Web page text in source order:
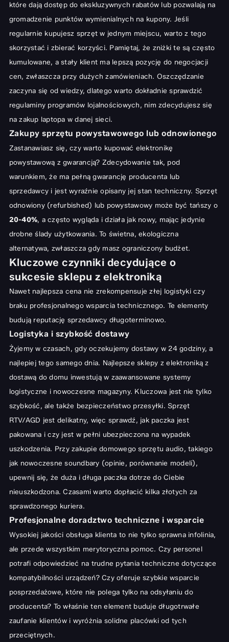
które dają dostęp do ekskluzywnych rabatów lub pozwalają na
gromadzenie punktów wymienialnych na kupony. Jeśli
regularnie kupujesz sprzęt w jednym miejscu, warto z tego
skorzystać i zbierać korzyści. Pamiętaj, że zniżki te są często
kumulowane, a stały klient ma lepszą pozycję do negocjacji
cen, zwłaszcza przy dużych zamówieniach. Oszczędzanie
zaczyna się od wiedzy, dlatego warto dokładnie sprawdzić
regulaminy programów lojalnościowych, nim zdecydujesz się
na zakup laptopa w danej sieci.
Zakupy sprzętu powystawowego lub odnowionego
Zastanawiasz się, czy warto kupować elektronikę
powystawową z gwarancją? Zdecydowanie tak, pod
warunkiem, że ma pełną gwarancję producenta lub
sprzedawcy i jest wyraźnie opisany jej stan techniczny. Sprzęt
odnowiony (refurbished) lub powystawowy może być tańszy o
20-40%, a często wygląda i działa jak nowy, mając jedynie
drobne ślady użytkowania. To świetna, ekologiczna
alternatywa, zwłaszcza gdy masz ograniczony budżet.
Kluczowe czynniki decydujące o
sukcesie sklepu z elektroniką
Nawet najlepsza cena nie zrekompensuje złej logistyki czy
braku profesjonalnego wsparcia technicznego. Te elementy
budują reputację sprzedawcy długoterminowo.
Logistyka i szybkość dostawy
Żyjemy w czasach, gdy oczekujemy dostawy w 24 godziny, a
najlepiej tego samego dnia. Najlepsze sklepy z elektroniką z
dostawą do domu inwestują w zaawansowane systemy
logistyczne i nowoczesne magazyny. Kluczowa jest nie tylko
szybkość, ale także bezpieczeństwo przesyłki. Sprzęt
RTV/AGD jest delikatny, więc sprawdź, jak paczka jest
pakowana i czy jest w pełni ubezpieczona na wypadek
uszkodzenia. Przy zakupie domowego sprzętu audio, takiego
jak nowoczesnesoundbary (opinie, porównanie modeli),
upewnij się, że duża i długa paczka dotrze do Ciebie
nieuszkodzona. Czasami warto dopłacić kilka złotych za
sprawdzonego kuriera.
Profesjonalne doradztwo techniczne i wsparcie
Wysokiej jakości obsługa klienta to nie tylko sprawna infolinia,
ale przede wszystkim merytoryczna pomoc. Czy personel
potrafi odpowiedzieć na trudne pytania techniczne dotyczące
kompatybilności urządzeń? Czy oferuje szybkie wsparcie
posprzedażowe, które nie polega tylko na odsyłaniu do
producenta? To właśnie ten element buduje długotrwałe
zaufanie klientów i wyróżnia solidne placówki od tych
przeciętnych.